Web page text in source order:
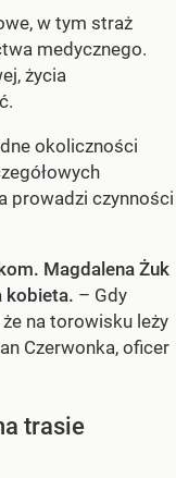
w tym straż
medycznego.
życia
okoliczności
prowadzi czynności
Magdalena Żuk
kobieta. – Gdy
że na torowisku leży
Czerwonka, oficer
trasie